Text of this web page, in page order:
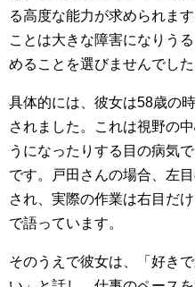
る高度な能力が求められま
ことは大きな障害になりう
めることを選びませんでした
具体的には、彼女は58歳の
されました。これは視野の
うになったりする目の病気
です。戸田さんの場合、左
され、実際の作業は右目だ
で語っています。
そのうえで彼女は、「好き